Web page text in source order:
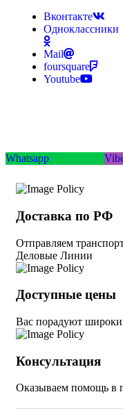
Вконтакте
Одноклассники
Mail
foursquare
Youtube
Whatsapp
Доставка по РФ
Отправляем
Деловые Линии
Доступные цены
Вас порадуют
Консультация
Оказываем помощь в